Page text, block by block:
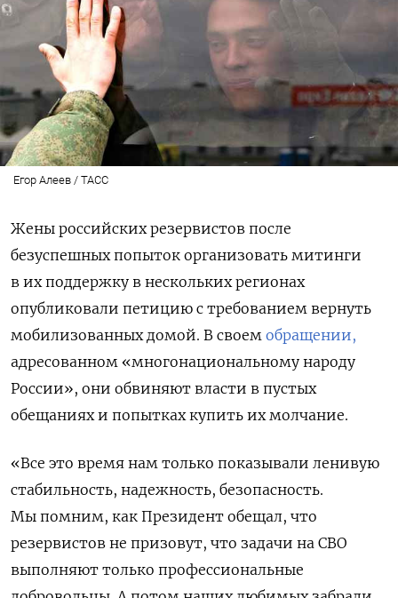
Егор Алеев / ТАСС
Жены российских резервистов после
безуспешных попыток организовать митинги
в их поддержку в нескольких регионах
опубликовали петицию с требованием вернуть
мобилизованных домой. В своем обращении,
адресованном «многонациональному народу
России», они обвиняют власти в пустых
обещаниях и попытках купить их молчание.
«Все это время нам только показывали ленивую
стабильность, надежность, безопасность.
Мы помним, как Президент обещал, что
резервистов не призовут, что задачи на СВО
выполняют только профессиональные